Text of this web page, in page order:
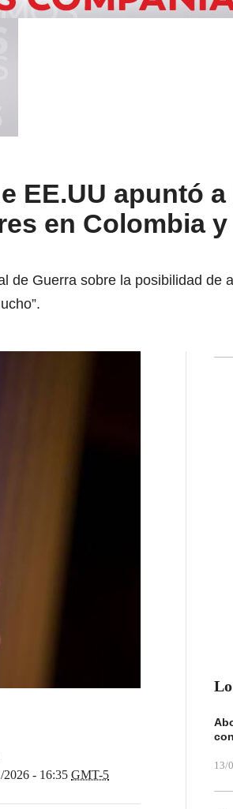
EE.UU apuntó a
en Colombia y
de Guerra sobre la posibilidad de
2026 - 16:35 GMT-5
13/